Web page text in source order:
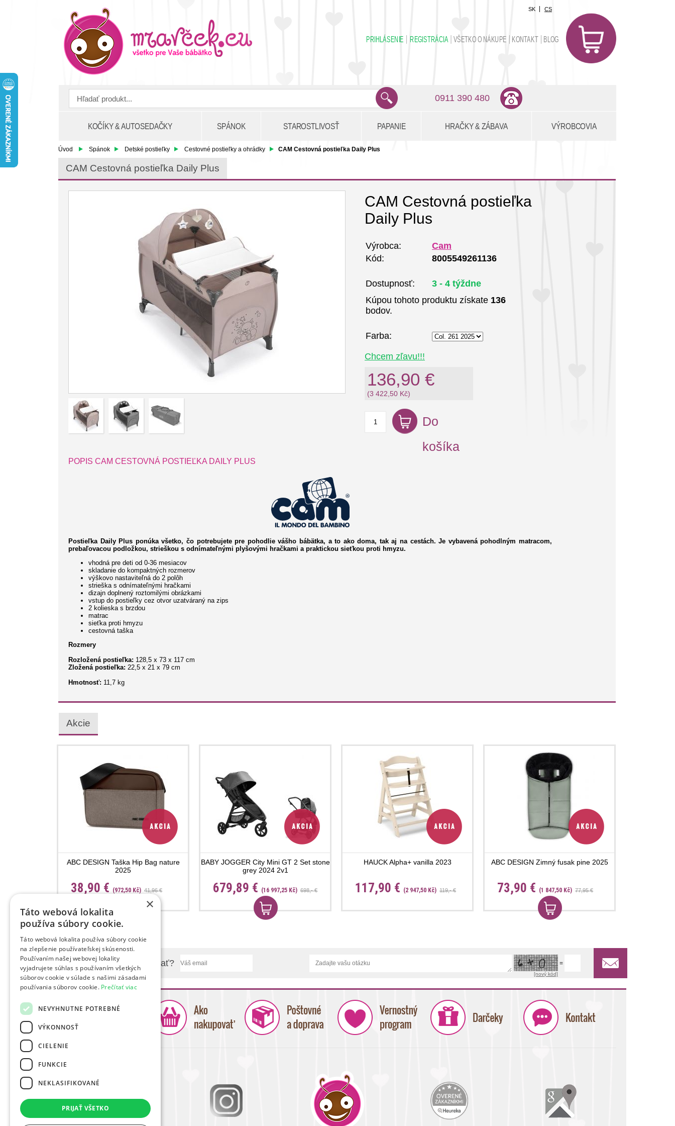
0položiek
0,00 €
SK CS
PRIHLÁSENIE REGISTRÁCIA VŠETKO O NÁKUPE KONTAKT BLOG
0911 390 480
KOČÍKY & AUTOSEDAČKY SPÁNOK STAROSTLIVOSŤ PAPANIE HRAČKY & ZÁBAVA VÝROBCOVIA
Úvod Spánok Detské postieľky Cestovné postieľky a ohrádky CAM Cestovná postieľka Daily Plus
CAM Cestovná postieľka Daily Plus
CAM Cestovná postieľka
Daily Plus
Výrobca:
Cam
Kód:
8005549261136
Dostupnosť:
3 - 4 týždne
Kúpou tohoto produktu získate 136
bodov.
Farba:
Chcem zľavu!!!
136,90 €
(3 422,50 Kč)
Do
košíka
POPIS CAM CESTOVNÁ POSTIEĽKA DAILY PLUS
Postieľka Daily Plus ponúka všetko, čo potrebujete pre pohodlie vášho bábätka, a to ako doma, tak aj na cestách. Je vybavená pohodlným matracom,
prebaľovacou podložkou, strieškou s odnímateľnými plyšovými hračkami a praktickou sieťkou proti hmyzu.
vhodná pre deti od 0-36 mesiacov
skladanie do kompaktných rozmerov
výškovo nastaviteľná do 2 polôh
strieška s odnímateľnými hračkami
dizajn doplnený roztomilými obrázkami
vstup do postieľky cez otvor uzatváraný na zips
2 kolieska s brzdou
matrac
sieťka proti hmyzu
cestovná taška
Rozmery
Rozložená postieľka: 128,5 x 73 x 117 cm
Zložená postieľka: 22,5 x 21 x 79 cm
Hmotnosť: 11,7 kg
Akcie
ABC DESIGN Taška Hip Bag nature
2025
38,90 € (972,50 Kč) 41,96 €
BABY JOGGER City Mini GT 2 Set stone
grey 2024 2v1
679,89 € (16 997,25 Kč) 698,- €
HAUCK Alpha+ vanilla 2023
117,90 € (2 947,50 Kč) 119,- €
ABC DESIGN Zimný fusak pine 2025
73,90 € (1 847,50 Kč) 77,95 €
Chcete sa nás niečo spýtať?
[nový kód]
=
×
Táto webová lokalita
používa súbory cookie.
Táto webová lokalita používa súbory cookie
na zlepšenie používateľskej skúsenosti.
Používaním našej webovej lokality
vyjadrujete súhlas s používaním všetkých
súborov cookie v súlade s našimi zásadami
používania súborov cookie. Prečítať viac
NEVYHNUTNE POTREBNÉ
VÝKONNOSŤ
CIELENIE
FUNKCIE
NEKLASIFIKOVANÉ
PRIJAŤ VŠETKO